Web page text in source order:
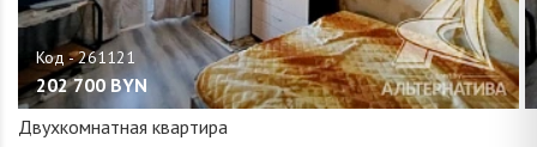
202 700 BYN
Двухкомнатная квартира